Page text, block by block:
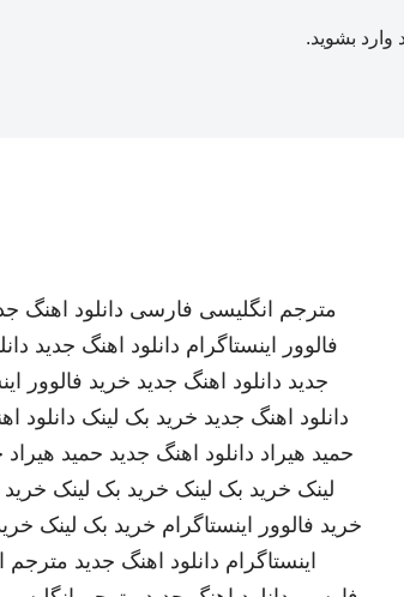
وارد بشوید.
مترجم انگلیسی فارسی دانلود اهنگ
فالوور اینستاگرام دانلود اهنگ جدید
جدید دانلود اهنگ جدید خرید فالوور
دانلود اهنگ جدید خرید بک لینک دانلود
حمید هیراد دانلود اهنگ جدید حمید هیراد
لینک خرید بک لینک خرید بک لینک
خرید فالوور اینستاگرام خرید بک لینک
اینستاگرام دانلود اهنگ جدید مترجم